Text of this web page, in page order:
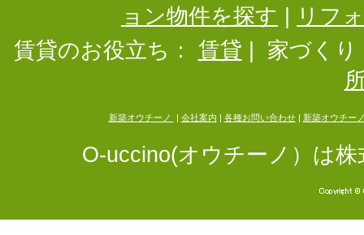
ョン物件を探す
リフ
賃貸のお役立ち：
賃貸
家づくり
新築オウチーノ 会社案内 各種お問い合わせ| 新築オウチー
O-uccino(オウチーノ）は